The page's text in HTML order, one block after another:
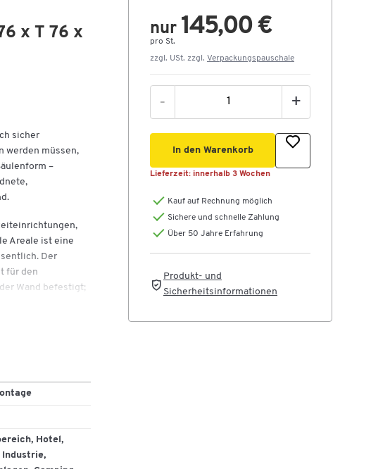
x T 76 x
sicher
werden müssen,
–
Areale ist eine
Der
für den
Wand befestigt;
Regenwasser,
am Gerät, was
Eingänge und klar
wertig, lässt sich
und
Hotel,
Industrie,
nur 145,00 €
pro St.
zzgl. USt. zzgl. Verpackungspauschale
- +
In den Warenkorb
Lieferzeit: innerhalb 3 Wochen
Kauf auf Rechnung möglich
Sichere und schnelle Zahlung
Über 50 Jahre Erfahrung
Produkt- und
Sicherheitsinformationen